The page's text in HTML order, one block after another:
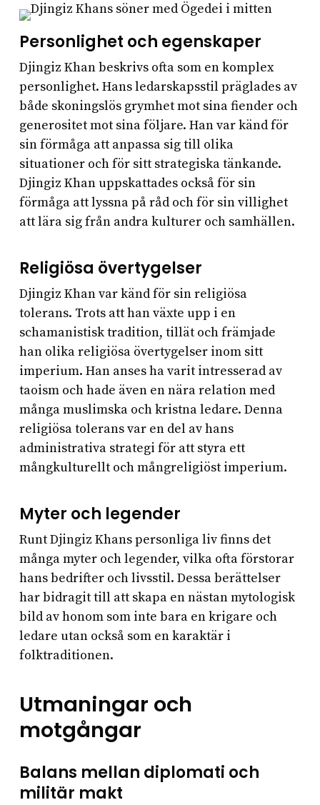
Personlighet och egenskaper
Djingiz Khan beskrivs ofta som en komplex
personlighet. Hans ledarskapsstil präglades av
både skoningslös grymhet mot sina fiender och
generositet mot sina följare. Han var känd för
sin förmåga att anpassa sig till olika
situationer och för sitt strategiska tänkande.
Djingiz Khan uppskattades också för sin
förmåga att lyssna på råd och för sin villighet
att lära sig från andra kulturer och samhällen.
Religiösa övertygelser
Djingiz Khan var känd för sin religiösa
tolerans. Trots att han växte upp i en
schamanistisk tradition, tillät och främjade
han olika religiösa övertygelser inom sitt
imperium. Han anses ha varit intresserad av
taoism och hade även en nära relation med
många muslimska och kristna ledare. Denna
religiösa tolerans var en del av hans
administrativa strategi för att styra ett
mångkulturellt och mångreligiöst imperium.
Myter och legender
Runt Djingiz Khans personliga liv finns det
många myter och legender, vilka ofta förstorar
hans bedrifter och livsstil. Dessa berättelser
har bidragit till att skapa en nästan mytologisk
bild av honom som inte bara en krigare och
ledare utan också som en karaktär i
folktraditionen.
Utmaningar och
motgångar
Balans mellan diplomati och
militär makt